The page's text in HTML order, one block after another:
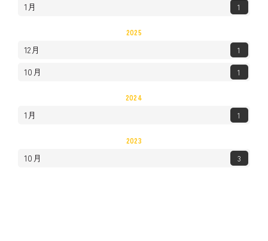
1月 1
2025
12月 1
10月 1
2024
1月 1
2023
10月 3